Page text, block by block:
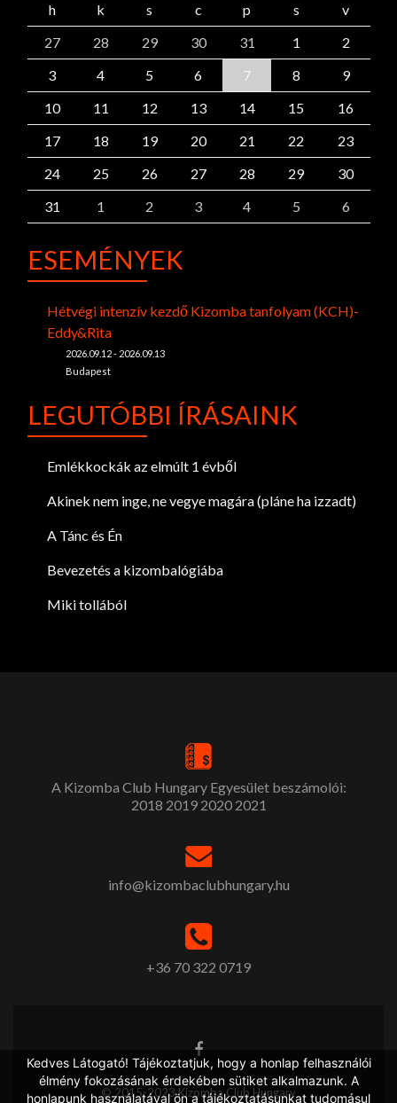
h
k s c p s
v
27
28 29 30 31 1
2
3
4 5 6 7 8
9
10
11 12 13 14 15
16
17
18 19 20 21 22
23
24
25 26 27 28 29
30
31
1 2 3 4 5 6
ESEMÉNYEK
Hétvégi intenzív kezdő Kizomba tanfolyam (KCH)-
Eddy&Rita
2026.09.12 - 2026.09.13
Budapest
LEGUTÓBBI ÍRÁSAINK
Emlékkockák az elmúlt 1 évből
Akinek nem inge, ne vegye magára (pláne ha izzadt)
A Tánc és Én
Bevezetés a kizombalógiába
Miki tollából
A Kizomba Club Hungary Egyesület beszámolói:
2018 2019 2020 2021
info@kizombaclubhungary.hu
+36 70 322 0719
© 2015-2023 Kizomba Club Hungary
Kedves Látogató! Tájékoztatjuk, hogy a honlap felhasználói
élmény fokozásának érdekében sütiket alkalmazunk. A
honlapunk használatával ön a tájékoztatásunkat tudomásul